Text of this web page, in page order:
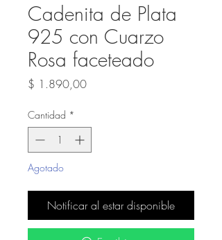
Cadenita de Plata
925 con Cuarzo
Rosa faceteado
$ 1.890,00Precio
Cantidad *
Agotado
Notificar al estar disponible